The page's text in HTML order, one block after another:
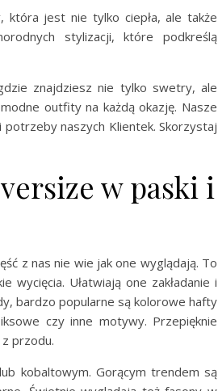
która jest nie tylko ciepła, ale także
stylizacji, które podkreślą
znajdziesz nie tylko swetry, ale
outfity na każdą okazję. Nasze
naszych Klientek. Skorzystaj
w paski i
z nas nie wie jak one wyglądają. To
wycięcia. Ułatwiają one zakładanie i
bardzo popularne są kolorowe hafty
czy inne motywy. Przepięknie
przodu.
kobaltowym. Gorącym trendem są